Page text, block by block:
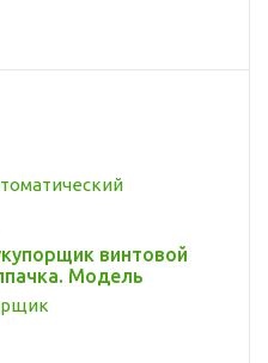
винтовой
Модель